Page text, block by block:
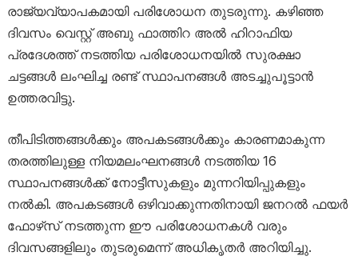
രാജ്യവ്യാപകമായി പരിശോധന തുടരുന്നു. കഴിഞ്ഞ
ദിവസം വെസ്റ്റ് അബു ഫാത്തിറ അൽ ഹിറാഫിയ
പ്രദേശത്ത് നടത്തിയ പരിശോധനയിൽ സുരക്ഷാ
ചട്ടങ്ങൾ ലംഘിച്ച രണ്ട് സ്ഥാപനങ്ങൾ അടച്ചുപൂട്ടാൻ
ഉത്തരവിട്ടു.
തീപിടിത്തങ്ങൾക്കും അപകടങ്ങൾക്കും കാരണമാകുന്ന
തരത്തിലുള്ള നിയമലംഘനങ്ങൾ നടത്തിയ 16
സ്ഥാപനങ്ങൾക്ക് നോട്ടീസുകളും മുന്നറിയിപ്പുകളും
നൽകി. അപകടങ്ങൾ ഒഴിവാക്കുന്നതിനായി ജനറൽ ഫയർ
ഫോഴ്‌സ് നടത്തുന്ന ഈ പരിശോധനകൾ വരും
ദിവസങ്ങളിലും തുടരുമെന്ന് അധികൃതർ അറിയിച്ചു.